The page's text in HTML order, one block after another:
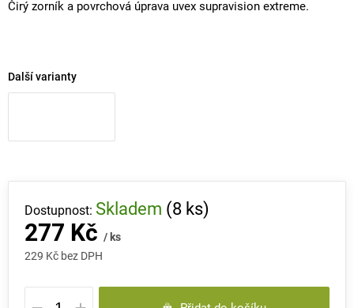
Čirý zorník a povrchová úprava uvex supravision extreme.
Další varianty
277 Kč / ks
229 Kč bez DPH
Měrná
Skladem (8 ks)